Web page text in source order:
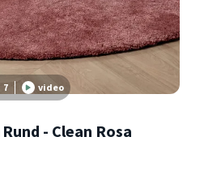
7 video
- Clean Rosa